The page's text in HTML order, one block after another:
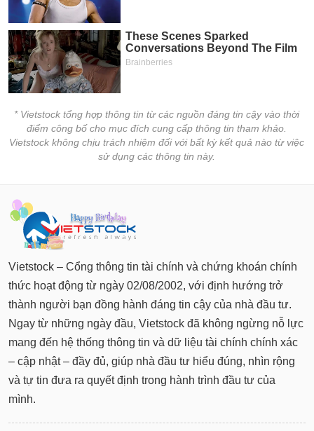
* Vietstock tổng hợp thông tin từ các nguồn đáng tin cậy vào thời
điểm công bố cho mục đích cung cấp thông tin tham khảo.
Vietstock không chịu trách nhiệm đối với bất kỳ kết quả nào từ việc
sử dụng các thông tin này.
Vietstock – Cổng thông tin tài chính và chứng khoán chính
thức hoạt động từ ngày 02/08/2002, với định hướng trở
thành người bạn đồng hành đáng tin cậy của nhà đầu tư.
Ngay từ những ngày đầu, Vietstock đã không ngừng nỗ lực
mang đến hệ thống thông tin và dữ liệu tài chính chính xác
– cập nhật – đầy đủ, giúp nhà đầu tư hiểu đúng, nhìn rộng
và tự tin đưa ra quyết định trong hành trình đầu tư của
mình.